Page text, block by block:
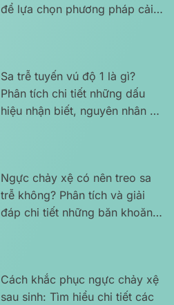
để lựa chọn phương pháp cải
Sa trễ tuyến vú độ 1 là gì?
Phân tích chi tiết những dấu
hiệu nhận biết, nguyên nhân và
Ngực chảy xệ có nên treo sa
trễ không? Phân tích và giải
đáp chi tiết những băn khoăn
Cách khắc phục ngực chảy xệ
sau sinh: Tìm hiểu chi tiết các